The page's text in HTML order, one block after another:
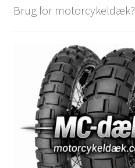
Brug for motorcykeldæk?